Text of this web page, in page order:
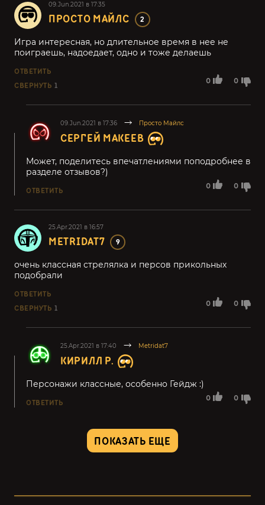
09.Jun.2021 в 17:35
ПРОСТО МАЙЛС 2
0 0
Игра интересная, но длительное время в нее не
поиграешь, надоедает, одно и тоже делаешь
ОТВЕТИТЬ
СВЕРНУТЬ 1
09.Jun.2021 в 17:36 Просто Майлс
СЕРГЕЙ МАКЕЕВ
0 0
Может, поделитесь впечатлениями поподробнее в
разделе отзывов?)
ОТВЕТИТЬ
25.Apr.2021 в 16:57
METRIDAT7 9
0 0
очень классная стрелялка и персов прикольных
подобрали
ОТВЕТИТЬ
СВЕРНУТЬ 1
25.Apr.2021 в 17:40 Metridat7
КИРИЛЛ Р.
0 0
Персонажи классные, особенно Гейдж :)
ОТВЕТИТЬ
ПОКАЗАТЬ ЕЩЕ